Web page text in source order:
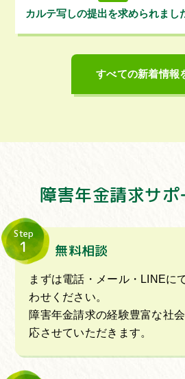
カルテ写しの提出を求められまし
すべての新着情報
障害年金請求サ
Step
1 無料相談
まずは電話・メール・LINEに
わせください。
障害年金請求の経験豊富な社
応させていただきます。